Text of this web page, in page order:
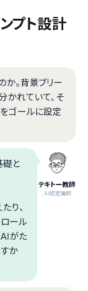
プト設計
か。背景ブリー
かれていて、そ
ゴールに設定
テキトー教師
.AI認定講師
礎と
り、
ール
AIがた
か